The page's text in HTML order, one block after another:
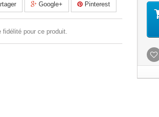
Google+ Pinterest
fidélité pour ce produit.